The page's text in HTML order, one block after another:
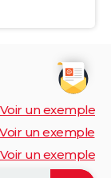
Voir un exemple
Voir un exemple
Voir un exemple